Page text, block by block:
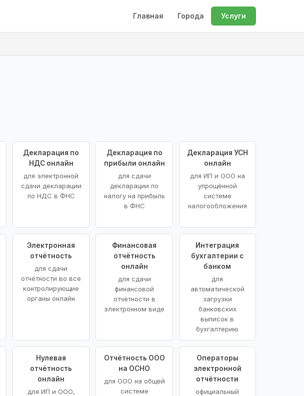
Главная Города Услуги
Декларация по
НДС онлайн
для электронной
сдачи декларации
по НДС в ФНС
Декларация по
прибыли онлайн
для сдачи
декларации по
налогу на прибыль
в ФНС
Декларация УСН
онлайн
для ИП и ООО на
упрощённой
системе
налогообложения
Электронная
отчётность
для сдачи
отчётности во все
контролирующие
органы онлайн
Финансовая
отчётность
онлайн
для сдачи
финансовой
отчётности в
электронном виде
Интеграция
бухгалтерии с
банком
для
автоматической
загрузки
банковских
выписок в
бухгалтерию
Нулевая
отчётность
онлайн
для ИП и ООО,
Отчётность ООО
на ОСНО
для ООО на общей
системе
Операторы
электронной
отчётности
официальный